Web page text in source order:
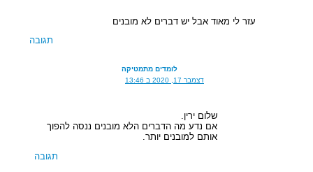
עזר לי מאוד אבל יש דברים לא מובנים
תגובה
לומדים מתמטיקה
דצמבר 17, 2020 ב 13:46
שלום ירין.
אם נדע מה הדברים הלא מובנים ננסה להפוך
אותם למובנים יותר.
תגובה